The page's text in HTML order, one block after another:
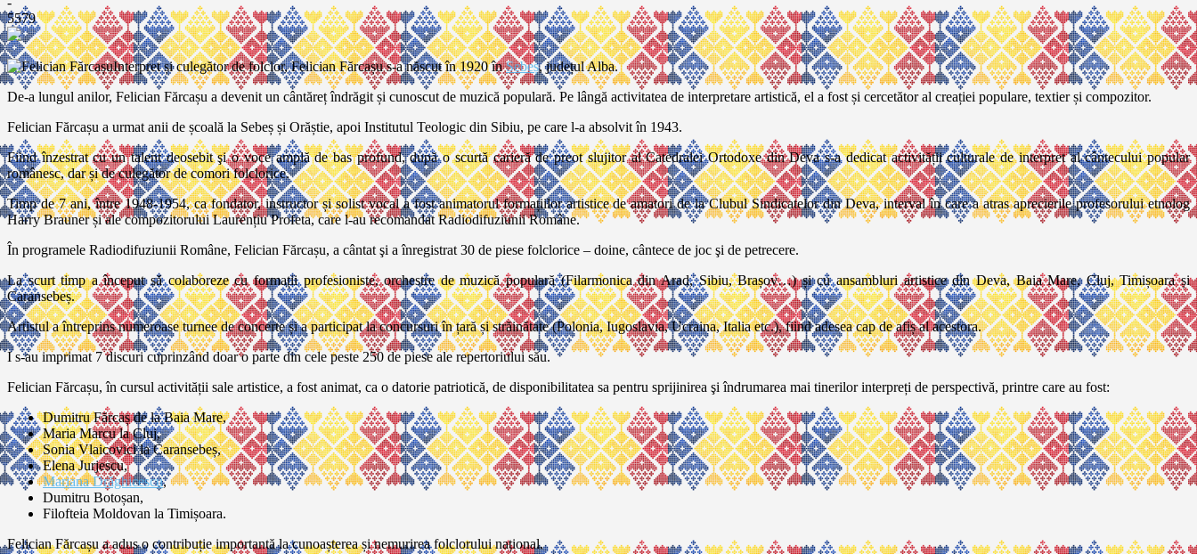
5579
Interpret și culegător de folclor, Felician Fărcașu s-a născut în 1920 înSebeș, județul Alba.
De-a lungul anilor, Felician Fărcașu a devenit un cântăreț îndrăgit și cunoscut de muzică populară. Pe lângă activitatea de interpretare artistică, el a fost și cercetător al creației populare, textier și compozitor.
Felician Fărcașu a urmat anii de școală la Sebeș și Orăștie, apoi Institutul Teologic din Sibiu, pe care l-a absolvit în 1943.
Fiind înzestrat cu un talent deosebit şi o voce amplă de bas profund, după o scurtă carieră de preot slujitor al Catedralei Ortodoxe din Deva s-a dedicat activității culturale de interpret al cântecului popular
românesc, dar și de culegător de comori folclorice.
Timp de 7 ani, între 1948-1954, ca fondator, instructor și solist vocal a fost animatorul formațiilor artistice de amatori de la Clubul Sindicatelor din Deva, interval în care a atras aprecierile profesorului etnolog
Harry Brauner și ale compozitorului Laurențiu Profeta, care l-au recomandat Radiodifuziunii Române.
În programele Radiodifuziunii Române, Felician Fărcașu, a cântat şi a înregistrat 30 de piese folclorice – doine, cântece de joc şi de petrecere.
La scurt timp a început să colaboreze cu formații profesioniste, orchestre de muzică populară (Filarmonica din Arad, Sibiu, Brașov…) și cu ansambluri artistice din Deva, Baia Mare, Cluj, Timișoara și
Caransebeș.
Artistul a întreprins numeroase turnee de concerte și a participat la concursuri în țară și străinătate (Polonia, Iugoslavia, Ucraina, Italia etc.), fiind adesea cap de afiș al acestora.
I s-au imprimat 7 discuri cuprinzând doar o parte din cele peste 250 de piese ale repertoriului său.
Felician Fărcașu, în cursul activității sale artistice, a fost animat, ca o datorie patriotică, de disponibilitatea sa pentru sprijinirea şi îndrumarea mai tinerilor interpreți de perspectivă, printre care au fost:
Dumitru Fărcaș de la Baia Mare,
Maria Marcu la Cluj,
Sonia Vlaicovici la Caransebeș,
Elena Jurjescu,
Mariana Drăghicescu,
Dumitru Botoșan,
Filofteia Moldovan la Timișoara.
Felician Fărcașu a adus o contribuție importantă la cunoașterea și nemurirea folclorului național.